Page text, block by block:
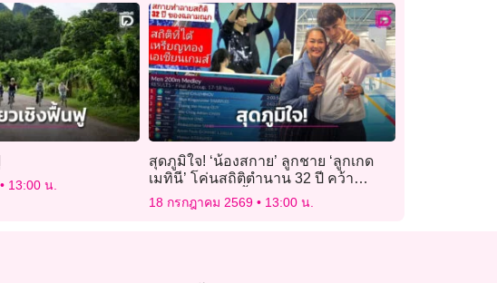
13:00 น.
สุดภูมิใจ! ‘น้องสกาย’ ลูกชาย ‘ลูกเกด
เมทินี’ โค่นสถิติตำนาน 32 ปี คว้า
เหรียญเงินว่ายน้ำ
18 กรกฎาคม 2569 13:00 น.